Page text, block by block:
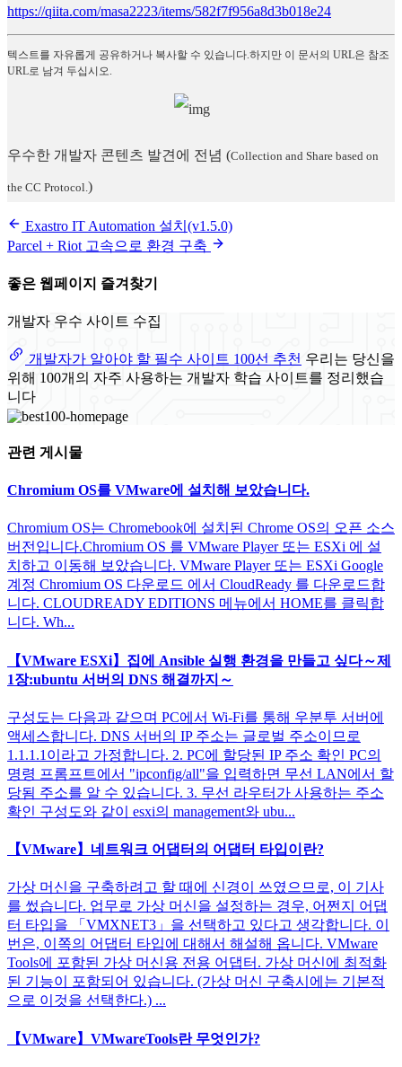
https://qiita.com/masa2223/items/582f7f956a8d3b018e24
텍스트를 자유롭게 공유하거나 복사할 수 있습니다.하지만 이 문서의 URL은 참조
URL로 남겨 두십시오.
우수한 개발자 콘텐츠 발견에 전념 (Collection and Share based on
the CC Protocol. )
Exastro IT Automation 설치(v1.5.0)
Parcel + Riot 고속으로 환경 구축
좋은 웹페이지 즐겨찾기
개발자 우수 사이트 수집
개발자가 알아야 할 필수 사이트 100선 추천 우리는 당신을
위해 100개의 자주 사용하는 개발자 학습 사이트를 정리했습
니다
관련 게시물
Chromium OS를 VMware에 설치해 보았습니다.
Chromium OS는 Chromebook에 설치된 Chrome OS의 오픈 소스
버전입니다.Chromium OS 를 VMware Player 또는 ESXi 에 설
치하고 이동해 보았습니다. VMware Player 또는 ESXi Google
계정 Chromium OS 다운로드 에서 CloudReady 를 다운로드합
니다. CLOUDREADY EDITIONS 메뉴에서 HOME를 클릭합
니다. Wh...
【VMware ESXi】집에 Ansible 실행 환경을 만들고 싶다～제
1장:ubuntu 서버의 DNS 해결까지～
구성도는 다음과 같으며 PC에서 Wi-Fi를 통해 우분투 서버에
액세스합니다. DNS 서버의 IP 주소는 글로벌 주소이므로
1.1.1.1이라고 가정합니다. 2. PC에 할당된 IP 주소 확인 PC의
명령 프롬프트에서 "ipconfig/all"을 입력하면 무선 LAN에서 할
당됨 주소를 알 수 있습니다. 3. 무선 라우터가 사용하는 주소
확인 구성도와 같이 esxi의 management와 ubu...
【VMware】네트워크 어댑터의 어댑터 타입이란?
가상 머신을 구축하려고 할 때에 신경이 쓰였으므로, 이 기사
를 썼습니다. 업무로 가상 머신을 설정하는 경우, 어쩐지 어댑
터 타입을 「VMXNET3」을 선택하고 있다고 생각합니다. 이
번은, 이쪽의 어댑터 타입에 대해서 해설해 옵니다. VMware
Tools에 포함된 가상 머신용 전용 어댑터. 가상 머신에 최적화
된 기능이 포함되어 있습니다. (가상 머신 구축시에는 기본적
으로 이것을 선택한다.) ...
【VMware】VMwareTools란 무엇인가?